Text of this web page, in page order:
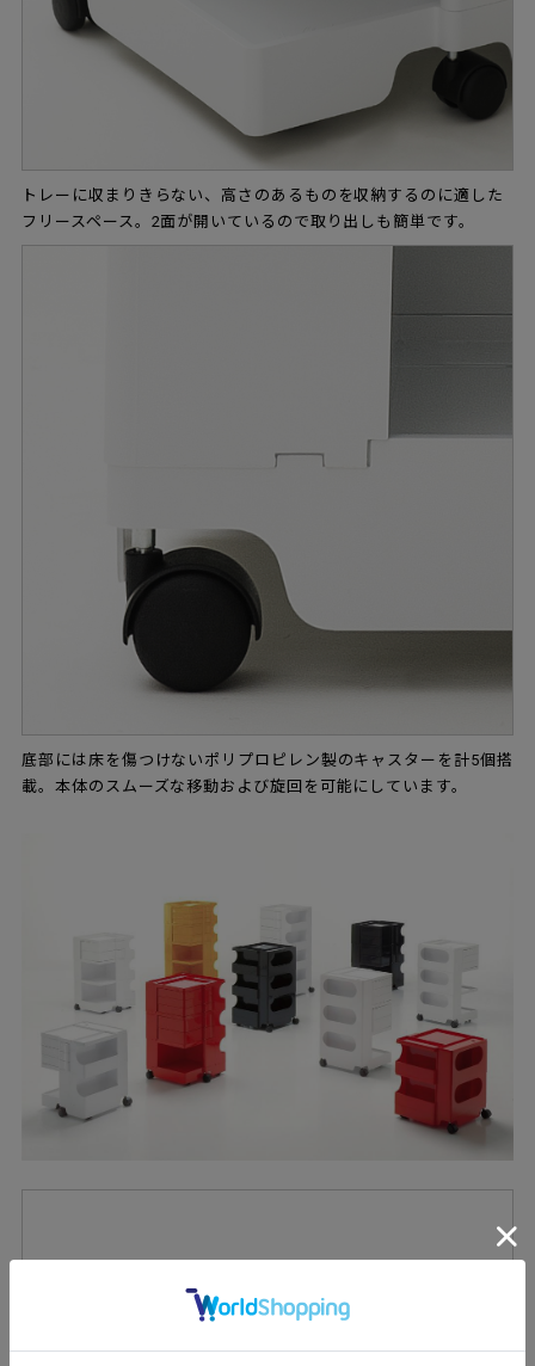
トレーに収まりきらない、高さのあるものを収納するのに適した
フリースペース。2面が開いているので取り出しも簡単です。
底部には床を傷つけないポリプロピレン製のキャスターを計5個搭
載。本体のスムーズな移動および旋回を可能にしています。